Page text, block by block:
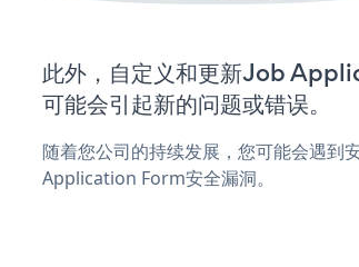
此外，自定义和更新Job
可能会引起新的问题或错误。
随着您公司的持续发展，您可能会遇到
Application Form安全漏洞。